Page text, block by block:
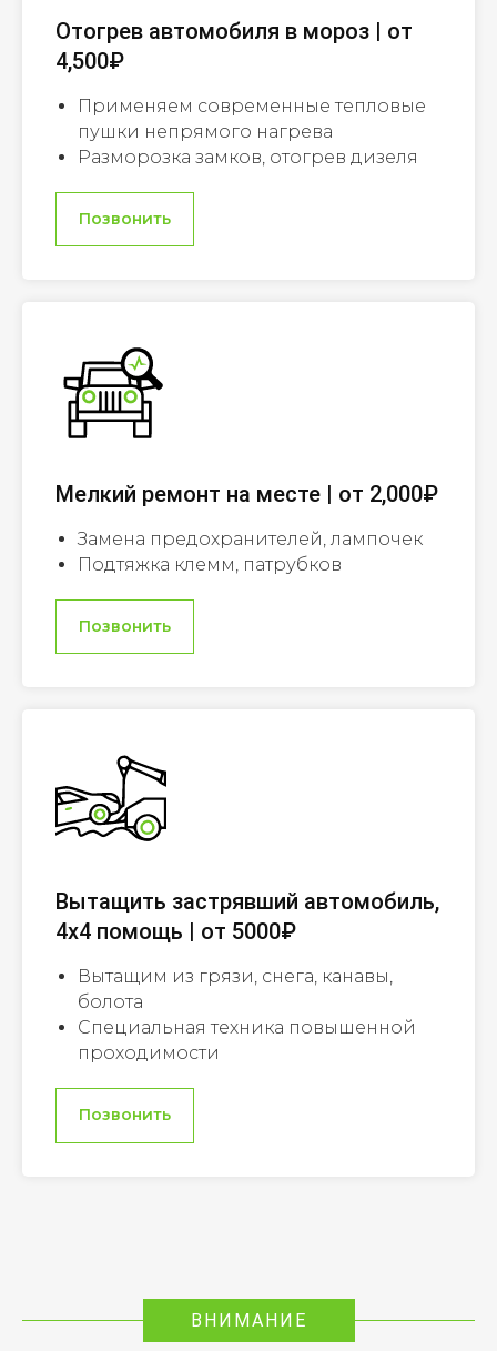
Отогрев автомобиля в мороз | от
4,500₽
Применяем современные тепловые
пушки непрямого нагрева
Разморозка замков, отогрев дизеля
Позвонить
Мелкий ремонт на месте | от 2,000₽
Замена предохранителей, лампочек
Подтяжка клемм, патрубков
Позвонить
Вытащить застрявший автомобиль,
4х4 помощь | от 5000₽
Вытащим из грязи, снега, канавы,
болота
Специальная техника повышенной
проходимости
Позвонить
ВНИМАНИЕ